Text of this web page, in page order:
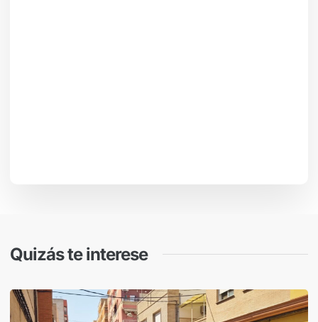
Quizás te interese